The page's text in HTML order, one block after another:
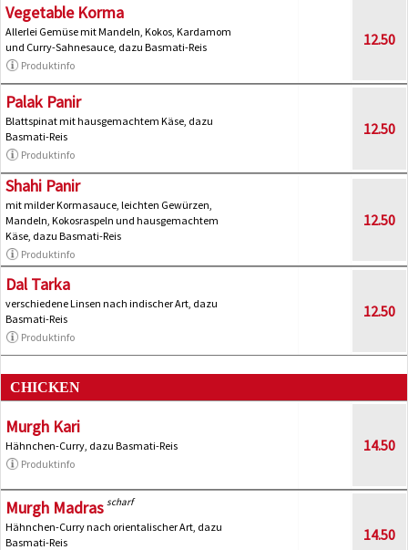
Vegetable Korma
Allerlei Gemüse mit Mandeln, Kokos, Kardamom
und Curry-Sahnesauce, dazu Basmati-Reis
Produktinfo
12.50
Palak Panir
Blattspinat mit hausgemachtem Käse, dazu
Basmati-Reis
Produktinfo
12.50
Shahi Panir
mit milder Kormasauce, leichten Gewürzen,
Mandeln, Kokosraspeln und hausgemachtem
Käse, dazu Basmati-Reis
Produktinfo
12.50
Dal Tarka
verschiedene Linsen nach indischer Art, dazu
Basmati-Reis
Produktinfo
12.50
CHICKEN
Murgh Kari
Hähnchen-Curry, dazu Basmati-Reis
Produktinfo
14.50
Murgh Madras scharf
Hähnchen-Curry nach orientalischer Art, dazu
Basmati-Reis
14.50